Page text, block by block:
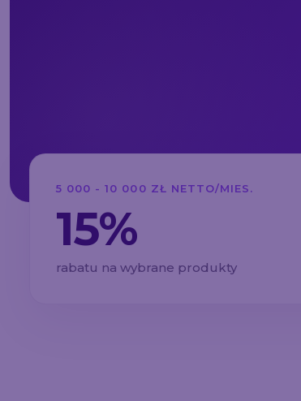
5 000 - 10 000 ZŁ NETTO/MIES.
15%
rabatu na wybrane produkty